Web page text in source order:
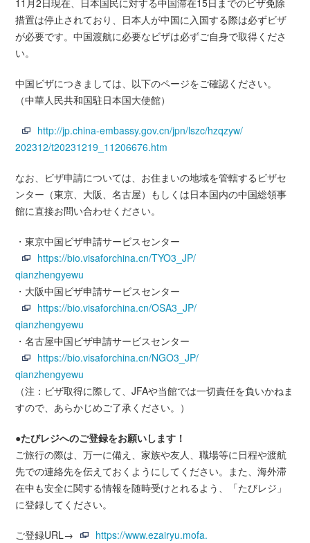
11月2日現在、日本国民に対する中国滞在15日までのビザ免除
措置は停止されており、日本人が中国に入国する際は必ずビザ
が必要です。中国渡航に必要なビザは必ずご自身で取得くださ
い。
中国ビザにつきましては、以下のページをご確認ください。
（中華人民共和国駐日本国大使館）
http://jp.china-embassy.gov.cn/jpn/lszc/hzqzyw/
202312/t20231219_11206676.htm
なお、ビザ申請については、お住まいの地域を管轄するビザセ
ンター（東京、大阪、名古屋）もしくは日本国内の中国総領事
館に直接お問い合わせください。
・東京中国ビザ申請サービスセンター
https://bio.visaforchina.cn/TYO3_JP/
qianzhengyewu
・大阪中国ビザ申請サービスセンター
https://bio.visaforchina.cn/OSA3_JP/
qianzhengyewu
・名古屋中国ビザ申請サービスセンター
https://bio.visaforchina.cn/NGO3_JP/
qianzhengyewu
（注：ビザ取得に際して、JFAや当館では一切責任を負いかねま
すので、あらかじめご了承ください。）
●たびレジへのご登録をお願いします！
ご旅行の際は、万一に備え、家族や友人、職場等に日程や渡航
先での連絡先を伝えておくようにしてください。また、海外滞
在中も安全に関する情報を随時受けとれるよう、「たびレジ」
に登録してください。
ご登録URL→
https://www.ezairyu.mofa.